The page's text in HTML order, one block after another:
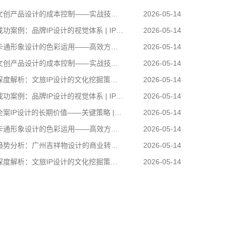
2026-05-14
产品设计的成本控制——实战技巧 | IP设计公司-佐案设计
2026-05-14
案例：品牌IP设计的视觉体系 | IP设计公司-佐案设计
2026-05-14
形象设计的色彩运用——高效方案 | IP设计公司-佐案设计
2026-05-14
产品设计的成本控制——实战技巧 | IP设计公司-佐案设计
2026-05-14
解析：文旅IP设计的文化挖掘策略 | IP设计公司-佐案设计
2026-05-14
案例：品牌IP设计的视觉体系 | IP设计公司-佐案设计
2026-05-14
IP设计的长期价值——关键策略 | IP设计公司-佐案设计
2026-05-14
形象设计的色彩运用——高效方案 | IP设计公司-佐案设计
2026-05-14
分析：广州吉祥物设计的商业转化 | IP设计公司-佐案设计
2026-05-14
解析：文旅IP设计的文化挖掘策略 | IP设计公司-佐案设计